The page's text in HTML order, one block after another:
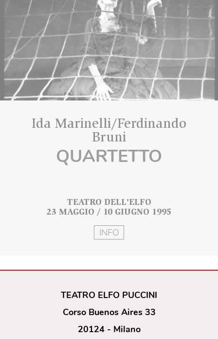
Ida Marinelli/Ferdinando
Bruni
QUARTETTO
TEATRO DELL'ELFO
23 MAGGIO / 10 GIUGNO 1995
INFO
TEATRO ELFO PUCCINI
Corso Buenos Aires 33
20124 - Milano